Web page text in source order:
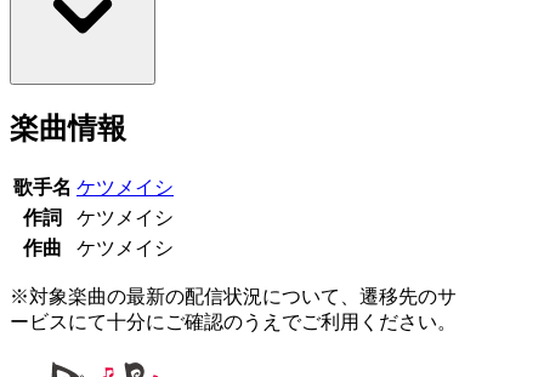
楽曲情報
歌手名 ケツメイシ
作詞
ケツメイシ
作曲
ケツメイシ
※対象楽曲の最新の配信状況について、遷移先のサ
ービスにて十分にご確認のうえでご利用ください。